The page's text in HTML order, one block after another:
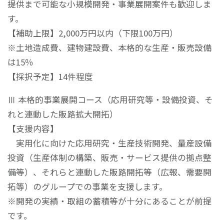
提供まで可能な小規模開発・事業展開案件も歓迎しま
す。
【補助上限】2,000万円以内（下限100万円）
※土地造成費、建物建設費、本格的な生産・販売設備
は15％
【採択予定】14件程度
Ⅲ 本格的事業展開コース（応用研究等・設備投資、そ
れと連動した販路拡大開拓）
【支援内容】
実用化に向けた応用研究・生産技術開発、量産設備
投資（生産体制の構築、販売・サービス提供の拠点整
備等）、それらと連動した販路開拓等（広報、需要開
拓等）のグループでの事業を支援します。
※開発の実績・取組の蓄積等が十分にあることが前提
です。